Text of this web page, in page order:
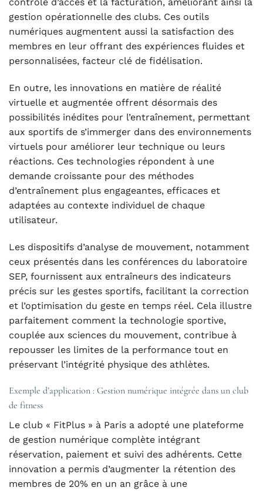
gestion opérationnelle des clubs. Ces outils
numériques augmentent aussi la satisfaction des
membres en leur offrant des expériences fluides et
personnalisées, facteur clé de fidélisation.
En outre, les innovations en matière de réalité
virtuelle et augmentée offrent désormais des
possibilités inédites pour l’entraînement, permettant
aux sportifs de s’immerger dans des environnements
virtuels pour améliorer leur technique ou leurs
réactions. Ces technologies répondent à une
demande croissante pour des méthodes
d’entraînement plus engageantes, efficaces et
adaptées au contexte individuel de chaque
utilisateur.
Les dispositifs d’analyse de mouvement, notamment
ceux présentés dans les conférences du laboratoire
SEP, fournissent aux entraîneurs des indicateurs
précis sur les gestes sportifs, facilitant la correction
et l’optimisation du geste en temps réel. Cela illustre
parfaitement comment la technologie sportive,
couplée aux sciences du mouvement, contribue à
repousser les limites de la performance tout en
préservant l’intégrité physique des athlètes.
Exemple d’application : Gestion numérique intégrée dans un club
de fitness
Le club « FitPlus » à Paris a adopté une plateforme
de gestion numérique complète intégrant
réservation, paiement et suivi des adhérents. Cette
innovation a permis d’augmenter la rétention des
membres de 20% en un an grâce à une